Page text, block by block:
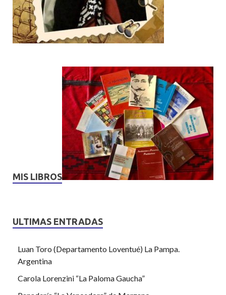
MIS LIBROS
ULTIMAS ENTRADAS
Luan Toro (Departamento Loventué) La Pampa.
Argentina
Carola Lorenzini “La Paloma Gaucha”